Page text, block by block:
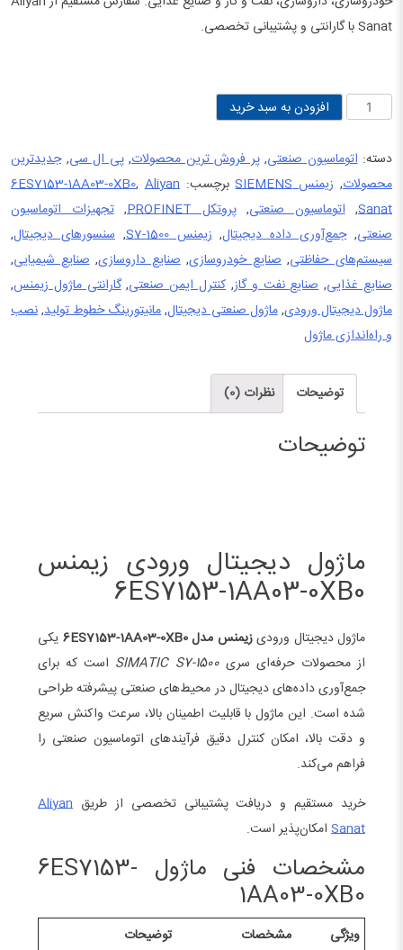
Sanat با گارانتی و پشتیبانی تخصصی.
ماژول
ورودی
زیمنس
6ES7153-
1AA03-
0XB0
عدد
افزودن به سبد خرید
دسته:اتوماسیون صنعتی,پر فروش ترین محصولات,پی ال سی,جدیدترین
محصولات,زیمنس SIEMENS برچسب: 6ES7153-1AA03-0XB0,Aliyan
Sanat
,اتوماسیون صنعتی,پروتکل PROFINET ,تجهیزات اتوماسیون
صنعتی,جمع‌آوری داده دیجیتال,زیمنس S7-1500 ,سنسورهای دیجیتال,
سیستم‌های حفاظتی,صنایع خودروسازی,صنایع داروسازی,صنایع شیمیایی,
صنایع غذایی,صنایع نفت و گاز, کنترل ایمن صنعتی,گارانتی ماژول زیمنس,
ماژول دیجیتال ورودی,ماژول صنعتی دیجیتال,مانیتورینگ خطوط تولید,نصب
و راه‌اندازی ماژول
توضیحات نظرات (0)
توضیحات
ماژول دیجیتال ورودی زیمنس
6ES7153-1AA03-0XB0
ماژول دیجیتال ورودیزیمنس مدل 6ES7153-1AA03-0XB0
یکی
از محصولات حرفه‌ای سریSIMATIC S7-1500 است که برای
جمع‌آوری داده‌های دیجیتال در محیط‌های صنعتی پیشرفته طراحی
شده است. این ماژول با قابلیت اطمینان بالا، سرعت واکنش سریع
و دقت بالا، امکان کنترل دقیق فرآیندهای اتوماسیون صنعتی را
فراهم می‌کند.
خرید مستقیم و دریافت پشتیبانی تخصصی از طریق Aliyan
Sanat امکان‌پذیر است.
مشخصات فنی ماژول 6ES7153-
1AA03-0XB0
ویژگی مشخصات
توضیحات